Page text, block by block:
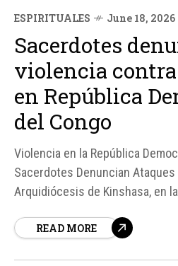
ESPIRITUALES June 18, 2026
Sacerdotes
violencia
en República
del Congo
Violencia en la República
Sacerdotes Denuncian
Arquidiócesis de Kinshasa, en
violencia dirigida contra la
READ MORE